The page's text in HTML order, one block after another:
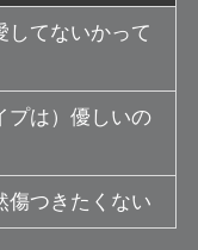
してないかって
プは）優しいの
傷つきたくない